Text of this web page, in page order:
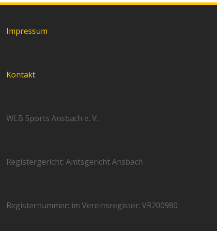
Impressum
Kontakt
WLB Sports Ansbach e. V.
Registergericht: Amtsgericht Ansbach
Registernummer: im Vereinsregister: VR200980